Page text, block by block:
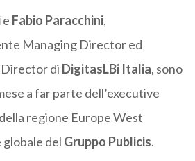
e Fabio Paracchini,
Managing Director ed
di DigitasLBi Italia, sono
a far parte dell’executive
regione Europe West
globale del Gruppo Publicis.